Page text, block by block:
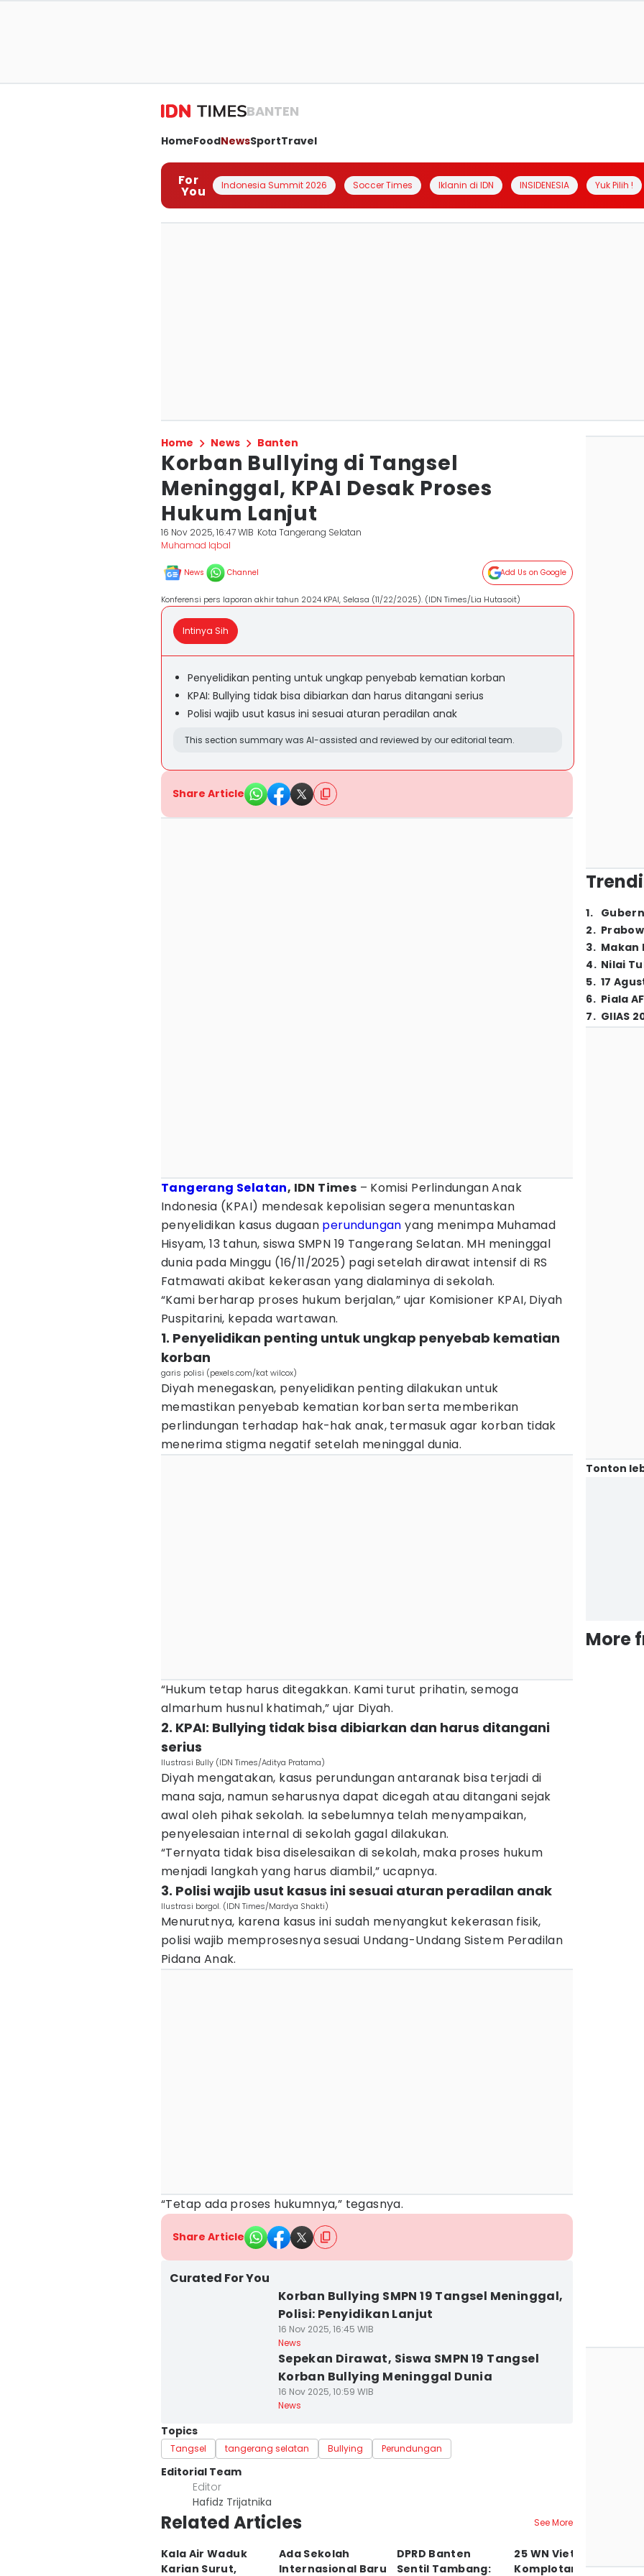
BANTEN
HomeFoodNewsSportTravel
For
You Indonesia Summit 2026 Soccer Times Iklanin di IDN INSIDENESIA Yuk Pilih !
Home News Banten
Korban Bullying di Tangsel
Meninggal, KPAI Desak Proses
Hukum Lanjut
16 Nov 2025, 16:47 WIB Kota Tangerang Selatan
Muhamad Iqbal
News Channel Add Us on Google
Konferensi pers laporan akhir tahun 2024 KPAI, Selasa (11/22/2025). (IDN Times/Lia Hutasoit)
Intinya Sih
Penyelidikan penting untuk ungkap penyebab kematian korban
KPAI: Bullying tidak bisa dibiarkan dan harus ditangani serius
Polisi wajib usut kasus ini sesuai aturan peradilan anak
This section summary was AI-assisted and reviewed by our editorial team.
Share Article
Tangerang Selatan, IDN Times – Komisi Perlindungan Anak
Indonesia (KPAI) mendesak kepolisian segera menuntaskan
penyelidikan kasus dugaan perundungan yang menimpa Muhamad
Hisyam, 13 tahun, siswa SMPN 19 Tangerang Selatan. MH meninggal
dunia pada Minggu (16/11/2025) pagi setelah dirawat intensif di RS
Fatmawati akibat kekerasan yang dialaminya di sekolah.
“Kami berharap proses hukum berjalan,” ujar Komisioner KPAI, Diyah
Puspitarini, kepada wartawan.
1. Penyelidikan penting untuk ungkap penyebab kematian
korban
garis polisi (pexels.com/kat wilcox)
Diyah menegaskan, penyelidikan penting dilakukan untuk
memastikan penyebab kematian korban serta memberikan
perlindungan terhadap hak-hak anak, termasuk agar korban tidak
menerima stigma negatif setelah meninggal dunia.
“Hukum tetap harus ditegakkan. Kami turut prihatin, semoga
almarhum husnul khatimah,” ujar Diyah.
2. KPAI: Bullying tidak bisa dibiarkan dan harus ditangani
serius
Ilustrasi Bully (IDN Times/Aditya Pratama)
Diyah mengatakan, kasus perundungan antaranak bisa terjadi di
mana saja, namun seharusnya dapat dicegah atau ditangani sejak
awal oleh pihak sekolah. Ia sebelumnya telah menyampaikan,
penyelesaian internal di sekolah gagal dilakukan.
“Ternyata tidak bisa diselesaikan di sekolah, maka proses hukum
menjadi langkah yang harus diambil,” ucapnya.
3. Polisi wajib usut kasus ini sesuai aturan peradilan anak
Ilustrasi borgol. (IDN Times/Mardya Shakti)
Menurutnya, karena kasus ini sudah menyangkut kekerasan fisik,
polisi wajib memprosesnya sesuai Undang-Undang Sistem Peradilan
Pidana Anak.
“Tetap ada proses hukumnya,” tegasnya.
Share Article
Curated For You
Korban Bullying SMPN 19 Tangsel Meninggal,
Polisi: Penyidikan Lanjut
16 Nov 2025, 16:45 WIB
News
Sepekan Dirawat, Siswa SMPN 19 Tangsel
Korban Bullying Meninggal Dunia
16 Nov 2025, 10:59 WIB
News
Topics
Tangsel tangerang selatan Bullying Perundungan
Editorial Team
Editor
Hafidz Trijatnika
Related Articles See More
Kala Air Waduk
Karian Surut,
Ada Sekolah
Internasional Baru
DPRD Banten
Sentil Tambang:
25 WN Vietnam
Komplotan
1.
2.
3. Makan
4. Nilai
5. 17
6. Piala
7. GIIAS
Tonton
More